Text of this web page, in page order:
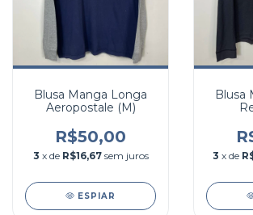
Blusa Manga Longa
Aeropostale (M)
R$50,00
3 x de R$16,67 sem juros
ESPIAR
Blusa
3 x de